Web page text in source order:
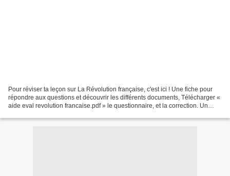
Pour réviser ta leçon sur La Révolution française, c'est ici ! Une fiche pour
répondre aux questions et découvrir les différents documents, Télécharger «
aide eval revolution francaise.pdf » le questionnaire, et la correction. Un